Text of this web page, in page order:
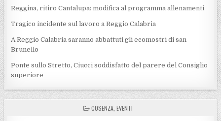
Reggina, ritiro Cantalupa: modifica al programma allenamenti
Tragico incidente sul lavoro a Reggio Calabria
A Reggio Calabria saranno abbattuti gli ecomostri di san
Brunello
Ponte sullo Stretto, Ciucci soddisfatto del parere del Consiglio
superiore
POSTED IN
COSENZA EVENTI